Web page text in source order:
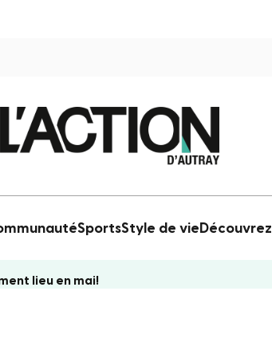
SportsStyle de vie Découvrez
lieu en mai!